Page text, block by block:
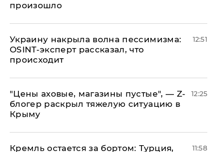
произошло
​Украину накрыла волна пессимизма:
OSINT-эксперт рассказал, что
происходит
12:51
​"Цены аховые, магазины пустые", — Z-
блогер раскрыл тяжелую ситуацию в
Крыму
12:25
​Кремль остается за бортом: Турция, 11:58